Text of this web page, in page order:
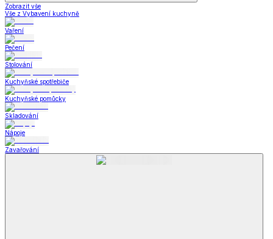
Zobrazit vše
Vše z Vybavení kuchyně
Vaření
Pečení
Stolování
Kuchyňské spotřebiče
Kuchyňské pomůcky
Skladování
Nápoje
Zavařování